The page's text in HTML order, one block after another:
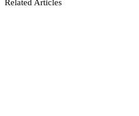
Related Articles